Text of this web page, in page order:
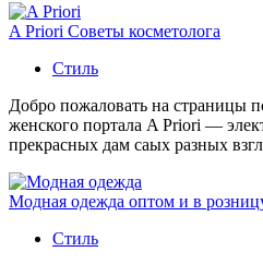
A Priori Советы косметолога
Стиль
Добро пожаловать на страницы
женского портала A Priori —
прекрасных дам саых разных
Модная одежда оптом и в
Стиль